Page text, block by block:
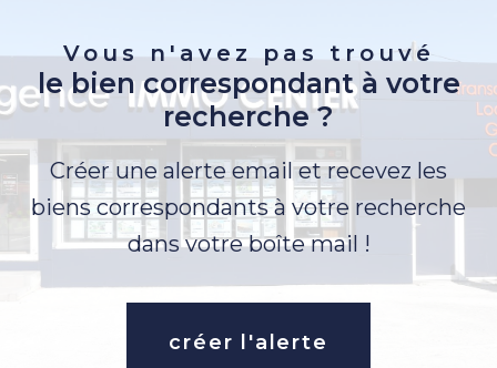
Vous n'avez pas trouvé
le bien correspondant à votre
recherche ?
Créer une alerte email et recevez les
biens correspondants à votre recherche
dans votre boîte mail !
créer l'alerte